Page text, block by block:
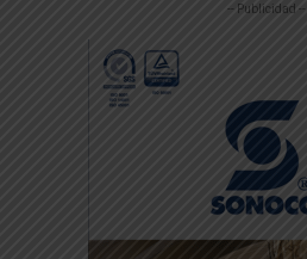
-- Publicidad --